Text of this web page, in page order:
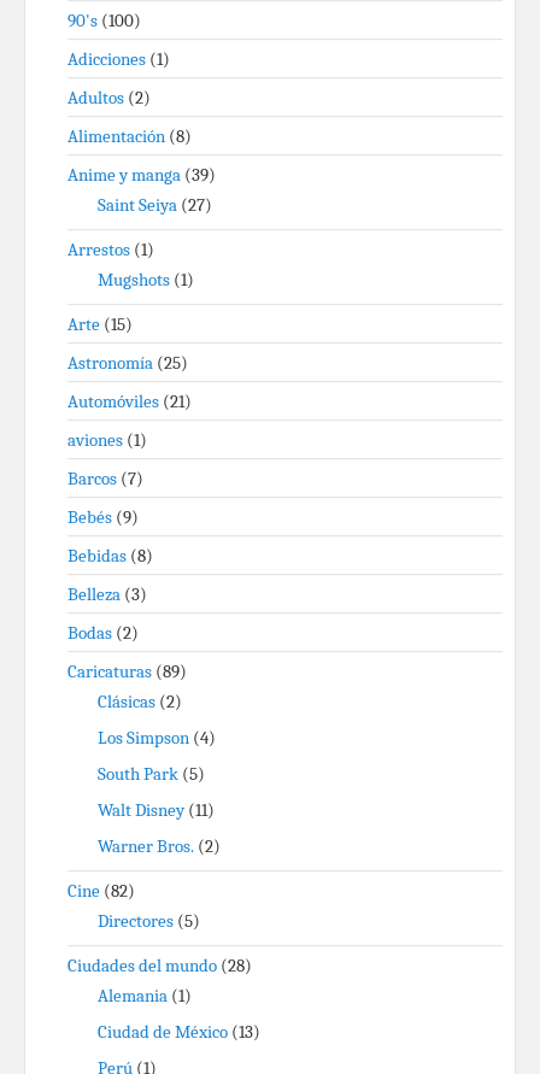
90's (100)
Adicciones (1)
Adultos (2)
Alimentación (8)
Anime y manga (39)
Saint Seiya (27)
Arrestos (1)
Mugshots (1)
Arte (15)
Astronomía (25)
Automóviles (21)
aviones (1)
Barcos (7)
Bebés (9)
Bebidas (8)
Belleza (3)
Bodas (2)
Caricaturas (89)
Clásicas (2)
Los Simpson (4)
South Park (5)
Walt Disney(11)
Warner Bros. (2)
Cine (82)
Directores (5)
Ciudades del mundo (28)
Alemania (1)
Ciudad de México (13)
Perú (1)